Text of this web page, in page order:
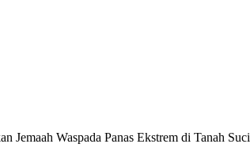
Jemaah Waspada Panas Ekstrem di Tanah Suci